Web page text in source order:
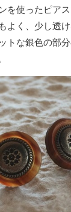
を使ったピアス
よく、少し透
トな銀色の部